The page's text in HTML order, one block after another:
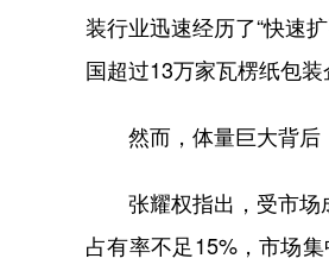
装行业迅速经历了“快速
国超过13万家瓦楞纸包
然而，体量巨大背后
张耀权指出，受市场成
占有率不足15%，市场